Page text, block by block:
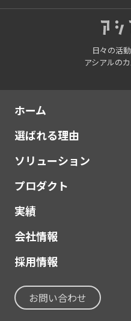
日々の活
アシアルの
ホーム
選ばれる理由
ソリューション
プロダクト
実績
会社情報
採用情報
お問い合わせ